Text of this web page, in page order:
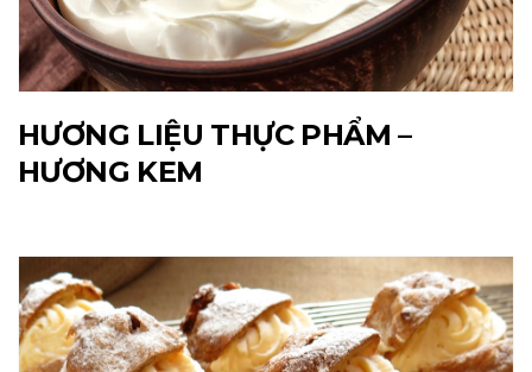
HƯƠNG LIỆU THỰC PHẨM –
HƯƠNG KEM